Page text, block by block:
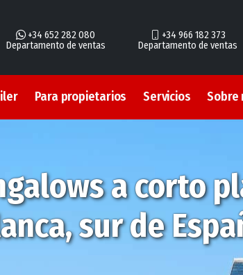
+34 652 282 080
Departamento de ventas
+34 966 182 373
Departamento de ventas
Para propietarios Servicios Sobre
a corto
sur de